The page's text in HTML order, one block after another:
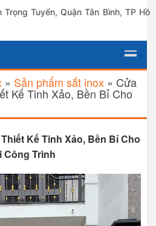
Tuyển, Quận Tân Bình, TP Hồ
» Sản phẩm sắt inox » Cửa
Kế Tinh Xảo, Bền Bỉ Cho
Kế Tinh Xảo, Bền Bỉ Cho
Công Trình